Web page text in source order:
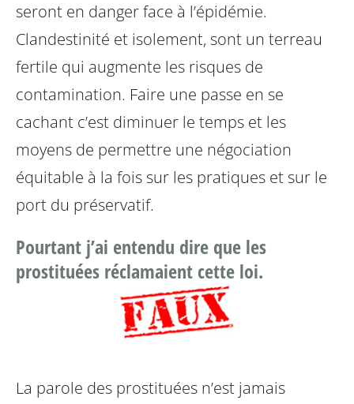
seront en danger face à l’épidémie.
Clandestinité et isolement, sont un terreau
fertile qui augmente les risques de
contamination. Faire une passe en se
cachant c’est diminuer le temps et les
moyens de permettre une négociation
équitable à la fois sur les pratiques et sur le
port du préservatif.
Pourtant j’ai entendu dire que les
prostituées réclamaient cette loi.
La parole des prostituées n’est jamais